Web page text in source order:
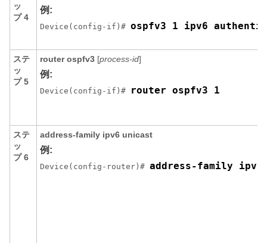
ッ
プ 4
例:
Device(config-if)# ospfv3 1 ipv6
ステ
ッ
プ 5
router ospfv3 [process-id]
例:
Device(config-if)# router ospfv3 1
ステ
ッ
プ 6
address-family ipv6 unicast
例:
Device(config-router)# address-family